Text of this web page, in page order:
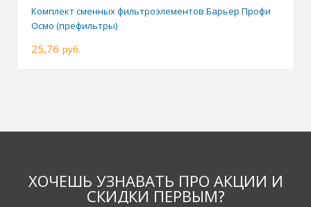
Комплект сменных фильтроэлементов Барьер Профи
Осмо (префильтры)
25,76 руб.
ХОЧЕШЬ УЗНАВАТЬ ПРО АКЦИИ И
СКИДКИ ПЕРВЫМ?